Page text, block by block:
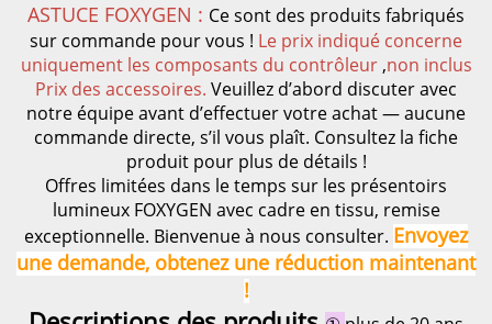
ASTUCE FOXYGEN : Ce sont des produits fabriqués
sur commande pour vous ! Le prix indiqué concerne
uniquement les composants du contrôleur ,non inclus
Prix des accessoires. Veuillez d’abord discuter avec
notre équipe avant d’effectuer votre achat — aucune
commande directe, s’il vous plaît. Consultez la fiche
produit pour plus de détails !
Offres limitées dans le temps sur les présentoirs
lumineux FOXYGEN avec cadre en tissu, remise
exceptionnelle. Bienvenue à nous consulter. Envoyez
une demande, obtenez une réduction maintenant
!